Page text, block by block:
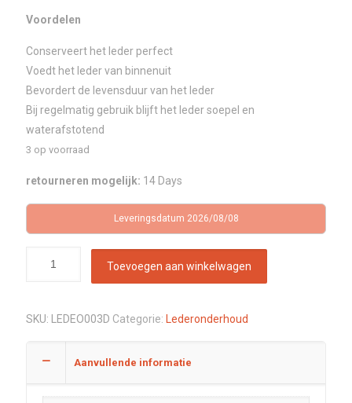
Voordelen
Conserveert het leder perfect
Voedt het leder van binnenuit
Bevordert de levensduur van het leder
Bij regelmatig gebruik blijft het leder soepel en
waterafstotend
3 op voorraad
retourneren mogelijk: 14 Days
Leveringsdatum 2026/08/08
Toevoegen aan winkelwagen
SKU: LEDEO003D Categorie: Lederonderhoud
Aanvullende informatie